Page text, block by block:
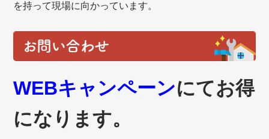
を持って現場に向かっています。
お問い合わせ
WEBキャンペーンにてお得
になります。